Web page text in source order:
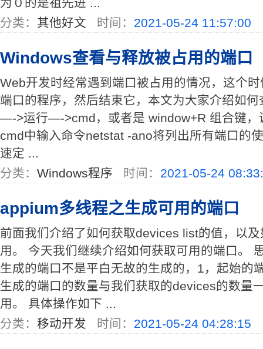
分类： 其他好文 时间： 2021-05-24 11:57:00
Windows查看与释放被占用的端口
Web开发时经常遇到端口被占用的情况，这个
端口的程序，然后结束它，本文为大家介绍如
—->运行—->cmd，或者是 window+R 组合键，
cmd中输入命令netstat -ano将列出所有端口的
速定 ...
分类： Windows程序 时间： 2021-05-24
appium多线程之生成可用的端口
前面我们介绍了如何获取devices list的值，以
用。 今天我们继续介绍如何获取可用的端口。
生成的端口不是平白无故的生成的，1，起始的
生成的端口的数量与我们获取的devices的数量
用。 具体操作如下 ...
分类： 移动开发 时间： 2021-05-24 04:28:15